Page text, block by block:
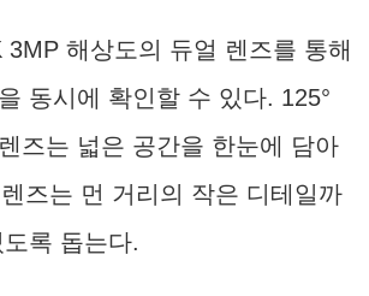
해상도의 듀얼 렌즈를 통해
동시에 확인할 수 있다. 125°
즈는 넓은 공간을 한눈에 담아
즈는 먼 거리의 작은 디테일까
록 돕는다.